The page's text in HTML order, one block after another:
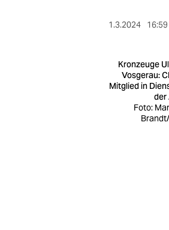
1.3.2024
Kronzeuge
Vosgerau:
Mitglied in
der
Foto: